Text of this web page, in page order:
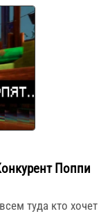
Поппи
туда кто хочет